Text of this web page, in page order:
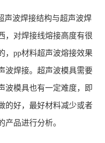
声波焊接结构与超声波焊
，对焊接线熔接高度有很
，pp材料超声波熔接效果
波焊接。超声波模具需要
波模具也有一定难度，即
的好，最好材料减少或者
产品进行分析。